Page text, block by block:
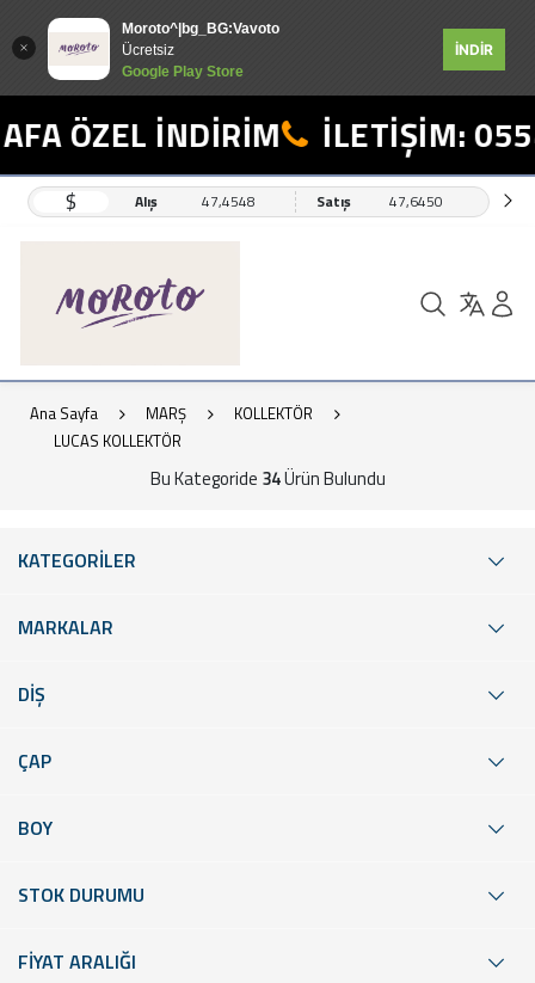
Moroto^|bg_BG:Vavoto
Ücretsiz
Google Play Store
İNDİR
ÖZEL İNDİRİM İLETİŞİM: 0554
$ Alış 47,4548 Satış 47,6450
Ana Sayfa MARŞ
KOLLEKTÖR
LUCAS KOLLEKTÖR
Bu Kategoride 34Ürün Bulundu
KATEGORİLER
MARKALAR
DİŞ
ÇAP
BOY
STOK DURUMU
FİYAT ARALIĞI